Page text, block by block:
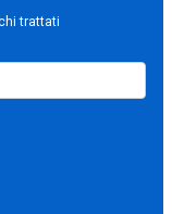
trattati